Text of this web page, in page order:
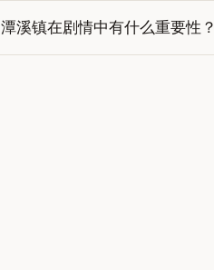
潭溪镇在剧情中有什么重要性？